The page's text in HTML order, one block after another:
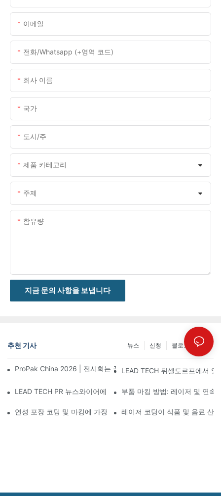
이메일
전화/whatsapp (+영역 코드)
회사 이름
국가
도시/주
제품 카테고리
주제
함유량
지금 문의 사항을 보냅니다
추천 기사 블로그 게시물
신청
뉴스
ProPak China 2026 | 전시회는 끝나지만, 저희 서비스는 계속됩니
LEAD TECH 뒤셀도르프에서
LEAD TECH PR 뉴스와이어에 소개됨: Interpack 2026 독일에서
부품 마킹 방법: 레이저 및 연속
연성 포장 코딩 및 마킹에 가장 적합한 기술 선택레이저 코딩이 식품 및 음료 산